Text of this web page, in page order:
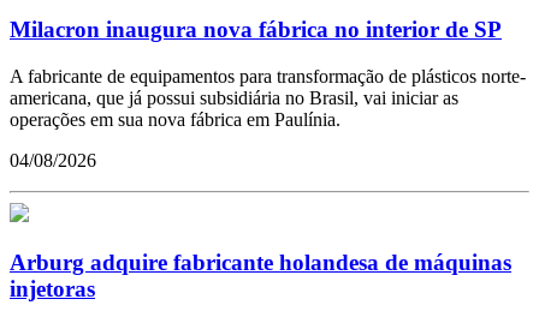
Milacron inaugura nova fábrica no interior de SP
A fabricante de equipamentos para transformação de plásticos norte-
americana, que já possui subsidiária no Brasil, vai iniciar as
operações em sua nova fábrica em Paulínia.
04/08/2026
Arburg adquire fabricante holandesa de máquinas
injetoras